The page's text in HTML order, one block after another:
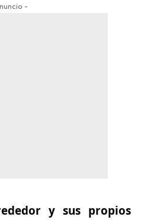
-
y sus propios